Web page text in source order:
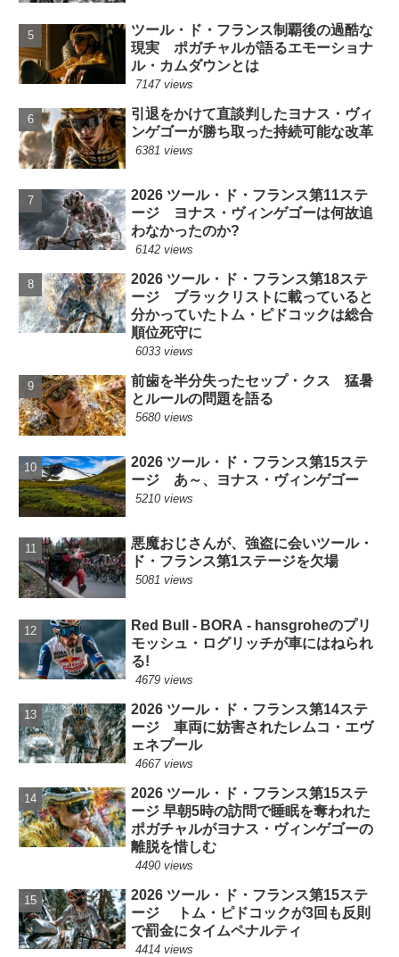
ツール・ド・フランス制覇後の過酷な
現実 ポガチャルが語るエモーショナ
ル・カムダウンとは
7147 views
引退をかけて直談判したヨナス・ヴィ
ンゲゴーが勝ち取った持続可能な改革
6381 views
2026 ツール・ド・フランス第11ステ
ージ ヨナス・ヴィンゲゴーは何故追
わなかったのか?
6142 views
2026 ツール・ド・フランス第18ステ
ージ ブラックリストに載っていると
分かっていたトム・ピドコックは総合
順位死守に
6033 views
前歯を半分失ったセップ・クス 猛暑
とルールの問題を語る
5680 views
2026 ツール・ド・フランス第15ステ
ージ あ～、ヨナス・ヴィンゲゴー
5210 views
悪魔おじさんが、強盗に会いツール・
ド・フランス第1ステージを欠場
5081 views
Red Bull - BORA - hansgroheのプリ
モッシュ・ログリッチが車にはねられ
る!
4679 views
2026 ツール・ド・フランス第14ステ
ージ 車両に妨害されたレムコ・エヴ
ェネプール
4667 views
2026 ツール・ド・フランス第15ステ
ージ 早朝5時の訪問で睡眠を奪われた
ポガチャルがヨナス・ヴィンゲゴーの
離脱を惜しむ
4490 views
2026 ツール・ド・フランス第15ステ
ージ トム・ピドコックが3回も反則
で罰金にタイムペナルティ
4414 views